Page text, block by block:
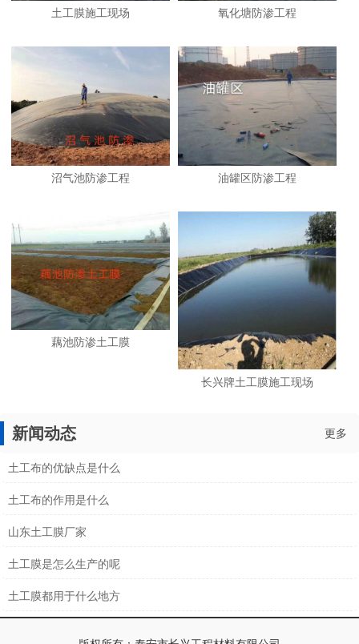
土工膜施工现场 氧化塘防渗工程
沼气池防渗工程 油罐区防渗工程
藕池防渗土工膜
长兴牌土工膜施工现场
新闻动态 更多
土工布的优缺点是什么
土工布的作用是什么
山东土工膜厂家
土工膜是怎么生产的呢
土工膜都用于什么地方